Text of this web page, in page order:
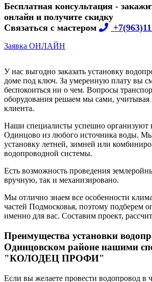
Бесплатная консультация -
онлайн и получите скидку
Связаться с мастером
Заявка ОНЛАЙН
У нас выгодно заказать установку
доме под ключ. За умеренную плату вы
беспокоиться ни о чем. Вопросы
оборудования решаем мы сами, учитывая
клиента.
Наши специалисты успешно организуют
Одинцово из любого источника воды.
установку летней, зимней или
водопроводной системы.
Есть возможность проведения
вручную, так и механизировано.
Мы отлично знаем все особенности
частей Подмосковья, поэтому подберем
именно для вас. Составим проект,
Преимущества установки
Одинцовском районе нашими
"КОЛОДЕЦ ПРОФИ"
Если вы желаете провести водопровод в